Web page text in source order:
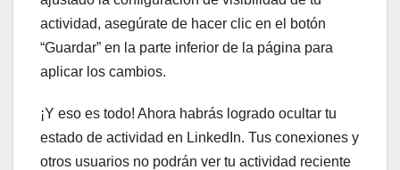
actividad, asegúrate de hacer clic en el botón
“Guardar” en la parte inferior de la página para
aplicar los cambios.
¡Y eso es todo! Ahora habrás logrado ocultar tu
estado de actividad en LinkedIn. Tus conexiones y
otros usuarios no podrán ver tu actividad reciente